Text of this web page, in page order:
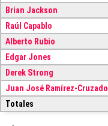
Brian Jackson
Raúl Capablo
Alberto Rubio
Edgar Jones
Derek Strong
Juan José Ramírez-Cruzado
Totales